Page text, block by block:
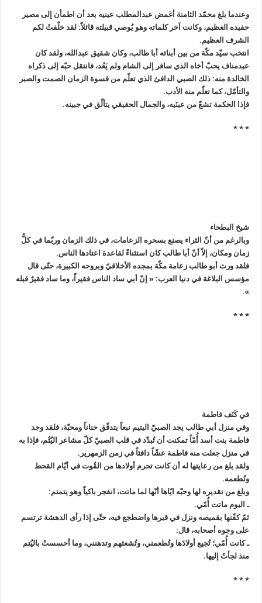
وعندما بلغ محمّد الثامنة أغمض عبدالمطلب عينيه بعد أن اطمأن إلى مصير
حفيده العظيم، وكانت آخر كلماته وهو يُوصي قبيلته قائلاً: لقد خلّفتُ لكم
الشرف العظيم.
انتخب سيّد مكّة من بين أبنائه أبا طالب، وكان شقيق عبدالله، ولقد كان
عبدمناف يحبّ أخاه الذي سافر إلى الشام ولم يَعُد، فانتقل حبّه إلى ذكراه
الخالدة منه: ذلك الصبي الدافئ الذي تعلّم من قسوة الزمان الصمت والصبر
والتأمّل، كما تعلّم منه الأدب.
فإذا الحكمة تشعّ من عينَيه، والجمال الحقيقي يتألّق في جبينه.
* * *
شيخ البطحاء
وبالرغم من أنّ الثراء يصنع بسحره الزعامات، في ذلك الزمان وربّما في كلُّ
زمان ومكان، إلاّ أنّ أبا طالب كان استثناءً لقاعدة اعتادها الناس.
فلقد ورث أبو طالب زعامة مكّة بمجده الأخلاقيّ وبروحه الكبيرة، حتّى قال
مؤسس البلاغة في دنيا العرب: « إنّ أبي ساد الناس فقيراً، وما ساد فقيرٌ قبله
».
* * *
في كَنَف فاطمة
وفي منزل أبي طالب يجد الصبيّ اليتيم نبعاً يتدفّق حناناً ومحبّة، فلقد وجد
فاطمة بنت أسد أُمّاً تمكنت أن تُبدّد في قلب الصبيّ كلّ مشاعر اليُتْم، فإذا به
في منزل جعلت منه فاطمة عشّاً دافئاً في زمن الزمهرير.
ولقد بلغ من رعايتها له أن كانت تحرم أولادها من القُوت في أيّام القحط
وتُطعمه.
وبلغ من تقديره لها وحبّه ايّاها أنّها لما ماتت، انفجر باكياً وهو يتمتم:
ـ اليوم ماتت أُمّي.
ثمّ كفّنها بقميصه ونزل في قبرها واضطجع فيه، حتّى إذا رأى الدهشة ترتسم
على وجوه أصحابه، قال:
ـ كانت أُمّي؛ تُجيع أولادَها وتُطعمني، وتُشعثهم وتدهنني، وما أحسستُ باليُتم
منذ لجأتُ إليها.
* * *